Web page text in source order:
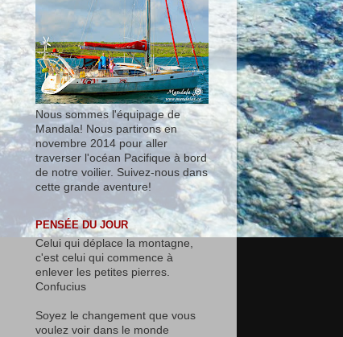
Nous sommes l'équipage de
Mandala! Nous partirons en
novembre 2014 pour aller
traverser l'océan Pacifique à bord
de notre voilier. Suivez-nous dans
cette grande aventure!
PENSÉE DU JOUR
Celui qui déplace la montagne,
c'est celui qui commence à
enlever les petites pierres.
Confucius
Soyez le changement que vous
voulez voir dans le monde